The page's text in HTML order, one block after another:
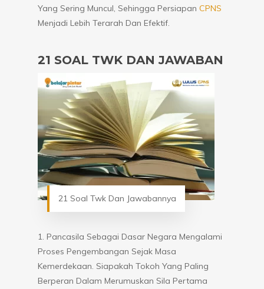
Yang Sering Muncul, Sehingga Persiapan CPNS
Menjadi Lebih Terarah Dan Efektif.
21 SOAL TWK DAN JAWABAN
21 Soal Twk Dan Jawabannya
1. Pancasila Sebagai Dasar Negara Mengalami
Proses Pengembangan Sejak Masa
Kemerdekaan. Siapakah Tokoh Yang Paling
Berperan Dalam Merumuskan Sila Pertama